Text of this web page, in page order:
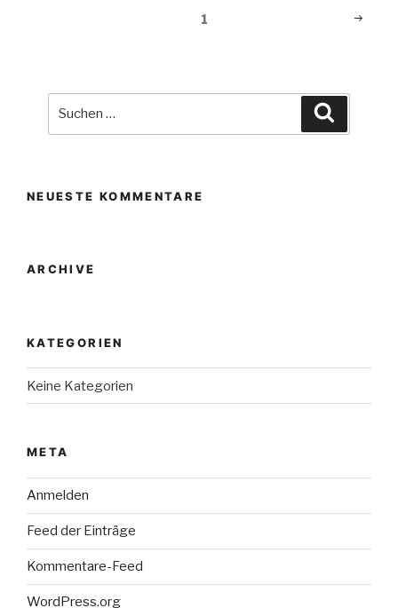
1
NEUESTE KOMMENTARE
ARCHIVE
KATEGORIEN
Keine Kategorien
META
Anmelden
Feed der Einträge
Kommentare-Feed
WordPress.org